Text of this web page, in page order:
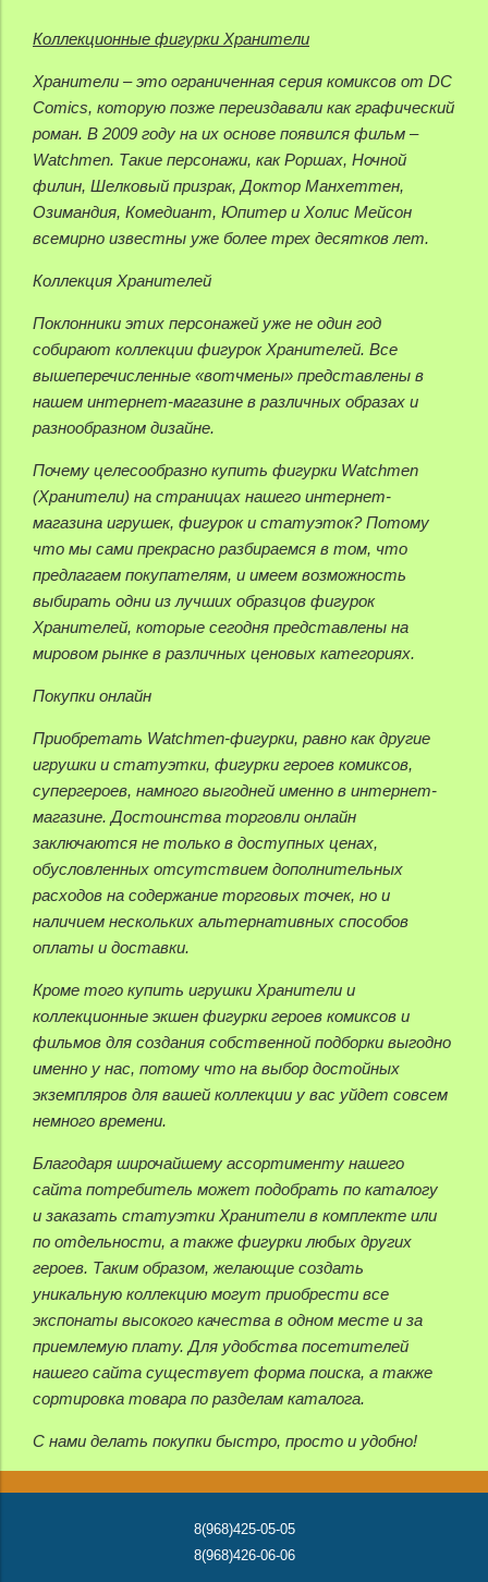
Коллекционные фигурки Хранители
Хранители – это ограниченная серия комиксов от DC
Comics, которую позже переиздавали как графический
роман. В 2009 году на их основе появился фильм –
Watchmen. Такие персонажи, как Роршах, Ночной
филин, Шелковый призрак, Доктор Манхеттен,
Озимандия, Комедиант, Юпитер и Холис Мейсон
всемирно известны уже более трех десятков лет.
Коллекция Хранителей
Поклонники этих персонажей уже не один год
собирают коллекции фигурок Хранителей. Все
вышеперечисленные «вотчмены» представлены в
нашем интернет-магазине в различных образах и
разнообразном дизайне.
Почему целесообразно купить фигурки Watchmen
(Хранители) на страницах нашего интернет-
магазина игрушек, фигурок и статуэток? Потому
что мы сами прекрасно разбираемся в том, что
предлагаем покупателям, и имеем возможность
выбирать одни из лучших образцов фигурок
Хранителей, которые сегодня представлены на
мировом рынке в различных ценовых категориях.
Покупки онлайн
Приобретать Watchmen-фигурки, равно как другие
игрушки и статуэтки, фигурки героев комиксов,
супергероев, намного выгодней именно в интернет-
магазине. Достоинства торговли онлайн
заключаются не только в доступных ценах,
обусловленных отсутствием дополнительных
расходов на содержание торговых точек, но и
наличием нескольких альтернативных способов
оплаты и доставки.
Кроме того купить игрушки Хранители и
коллекционные экшен фигурки героев комиксов и
фильмов для создания собственной подборки выгодно
именно у нас, потому что на выбор достойных
экземпляров для вашей коллекции у вас уйдет совсем
немного времени.
Благодаря широчайшему ассортименту нашего
сайта потребитель может подобрать по каталогу
и заказать статуэтки Хранители в комплекте или
по отдельности, а также фигурки любых других
героев. Таким образом, желающие создать
уникальную коллекцию могут приобрести все
экспонаты высокого качества в одном месте и за
приемлемую плату. Для удобства посетителей
нашего сайта существует форма поиска, а также
сортировка товара по разделам каталога.
С нами делать покупки быстро, просто и удобно!
8(968)425-05-05
8(968)426-06-06